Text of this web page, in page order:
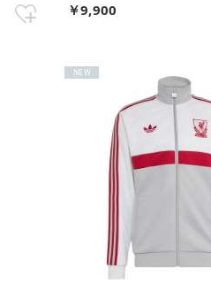
￥9,900
NEW